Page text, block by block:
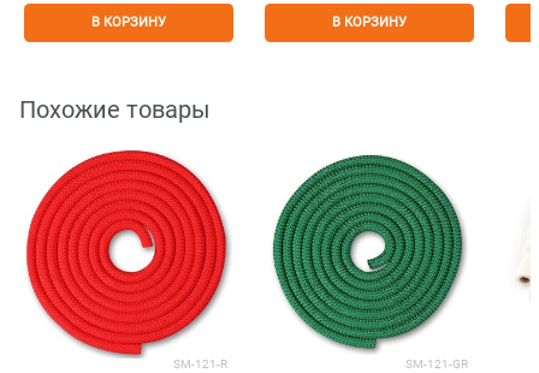
В КОРЗИНУ В КОРЗИНУ
Похожие товары
SM-121-R SM-121-GR